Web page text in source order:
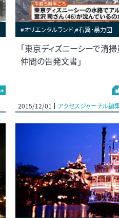
#オリエンタルランド,#右翼・暴力団
「東京ディズニーシーで清
仲間の告発文書」
2015/12/01
アクセスジャーナル編